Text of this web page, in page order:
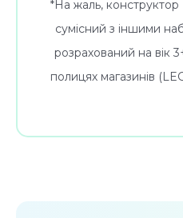
*На жаль,
сумісний з іншими
розрахований на вік
полицях магазинів